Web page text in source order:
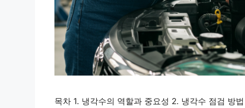
목차 1. 냉각수의 역할과 중요성 2. 냉각수 점검 방